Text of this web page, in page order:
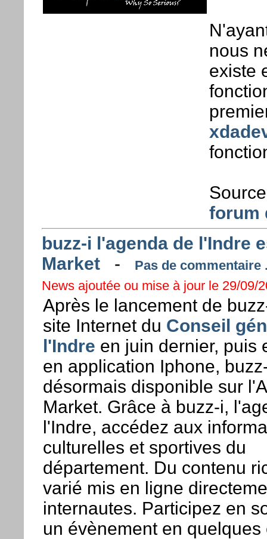
nous
existe
forum
buzz-i l'agenda de l'Indre
Market-
Pas de commentaire
News ajoutée ou mise à jour le 29/09/
Après le lancement de
site Internet du Conseil
l'Indre en juin dernier, puis
en application Iphone,
désormais disponible sur
Market. Grâce à buzz-i,
l'Indre, accédez aux
culturelles et sportives du
département. Du contenu
varié mis en ligne
internautes. Participez en
un évènement en quelques